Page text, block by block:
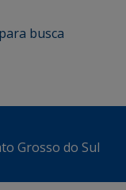
busca
Grosso do Sul